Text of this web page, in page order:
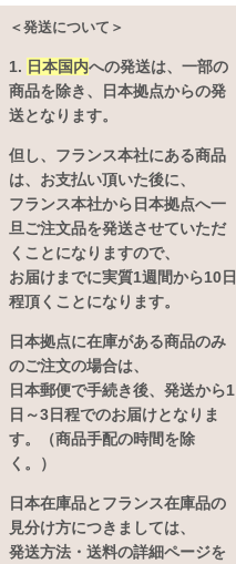
＜発送について＞
1. 日本国内への発送は、 一部の
商品を除き、日本拠点からの発
送となります。
但し、フランス本社にある商品
は、お支払い頂いた後に、
フランス本社から日本拠点へ一
旦ご注文品を発送させていただ
くことになりますので、
お届けまでに実質1週間から10日
程頂くことになります。
日本拠点に在庫がある商品のみ
のご注文の場合は、
日本郵便で手続き後、発送から1
日～3日程でのお届けとなりま
す。（商品手配の時間を除
く。）
日本在庫品とフランス在庫品の
見分け方につきましては、
発送方法・送料の詳細ページを